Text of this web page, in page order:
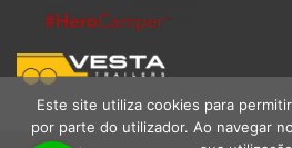
Este site utiliza cookies para
por parte do utilizador. Ao navegar